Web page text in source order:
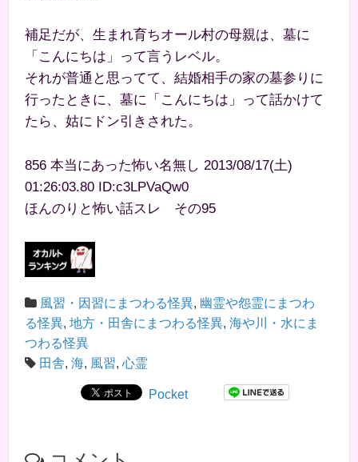
補足だが、生まれ育ちオール村の母親は、墓に
「こんにちは」って言うレベル。
それが普通と思ってて、結婚相手の家の墓参りに
行ったときに、墓に「こんにちは」って話かけて
たら、姑にドン引きされた。
856 本当にあった怖い名無し 2013/08/17(土)
01:26:03.80 ID:c3LPVaQw0
ほんのりと怖い話スレ その95
風習・因習にまつわる怪異, 幽霊や怨霊にまつわ
る怪異, 地方・田舎にまつわる怪異, 海や川・水にま
つわる怪異
田舎, 海, 風習, 心霊
Pocket